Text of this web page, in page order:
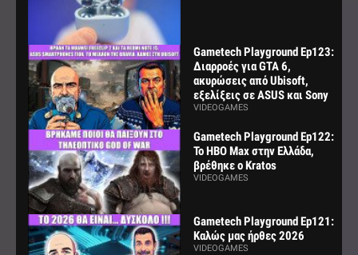
Gametech Playground Ep123:
Διαρροές για GTA 6,
ακυρώσεις από Ubisoft,
εξελίξεις σε ASUS και Sony
VIDEOGAMES
Gametech Playground Ep122:
Το HBO Max στην Ελλάδα,
βρέθηκε ο Kratos
VIDEOGAMES
Gametech Playground Ep121:
Καλώς μας ήρθες 2026
VIDEOGAMES